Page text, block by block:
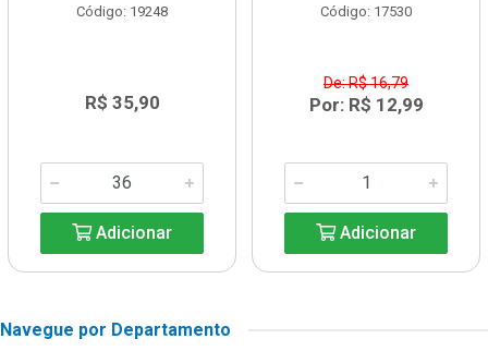
Código: 19248
R$ 35,90
Adicionar
Código: 17530
De: R$ 16,79
Por: R$ 12,99
Adicionar
Navegue por Departamento